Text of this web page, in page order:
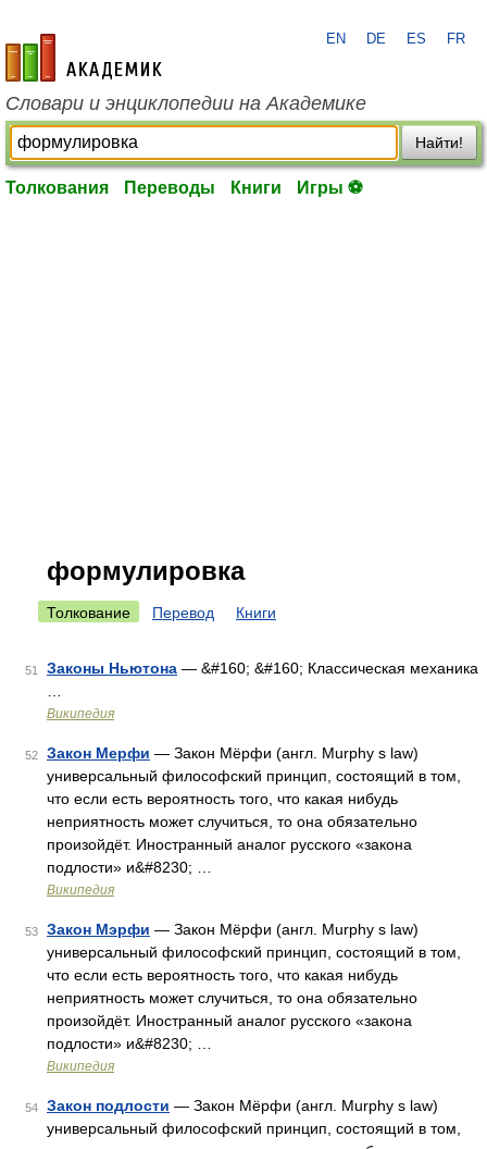
academic.ru
EN DE ES FR
Словари и энциклопедии на Академике
Найти!
Толкования Переводы Книги Игры ⚽
формулировка
Толкование Перевод Книги
51 Законы Ньютона — &#160; &#160; Классическая механика
Википедия
52 Закон Мерфи — Закон Мёрфи (англ. Murphy s law)
универсальный философский принцип, состоящий в том,
что если есть вероятность того, что какая нибудь
неприятность может случиться, то она обязательно
произойдёт. Иностранный аналог русского «закона
подлости» и&#8230; …
Википедия
53 Закон Мэрфи — Закон Мёрфи (англ. Murphy s law)
универсальный философский принцип, состоящий в том,
что если есть вероятность того, что какая нибудь
неприятность может случиться, то она обязательно
произойдёт. Иностранный аналог русского «закона
подлости» и&#8230; …
Википедия
54 Закон подлости — Закон Мёрфи (англ. Murphy s law)
универсальный философский принцип, состоящий в том,